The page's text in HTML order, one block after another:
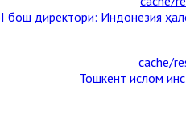
бош директори: Индонезия
Тошкент ислом